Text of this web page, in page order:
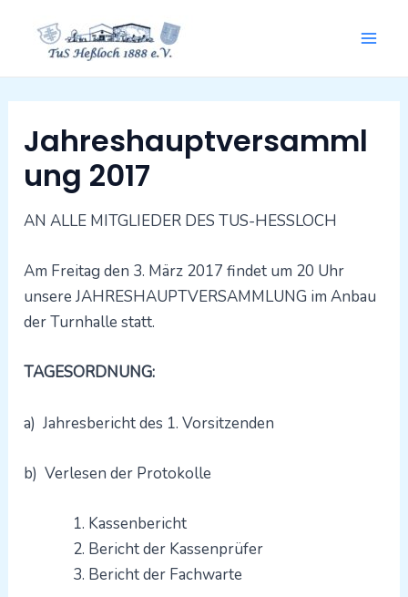
Inhalt
springen
Jahreshauptversamml
ung 2017
AN ALLE MITGLIEDER DES TUS-HESSLOCH
Am Freitag den 3. März 2017 findet um 20 Uhr
unsere JAHRESHAUPTVERSAMMLUNG im Anbau
der Turnhalle statt.
TAGESORDNUNG:
a) Jahresbericht des 1. Vorsitzenden
b) Verlesen der Protokolle
Kassenbericht
Bericht der Kassenprüfer
Bericht der Fachwarte